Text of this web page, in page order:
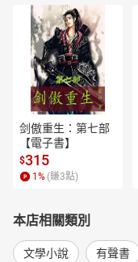
剑傲重生：第七部
【電子書】
$315
1 % (賺3點)
本店相關類別
文學小說 有聲書